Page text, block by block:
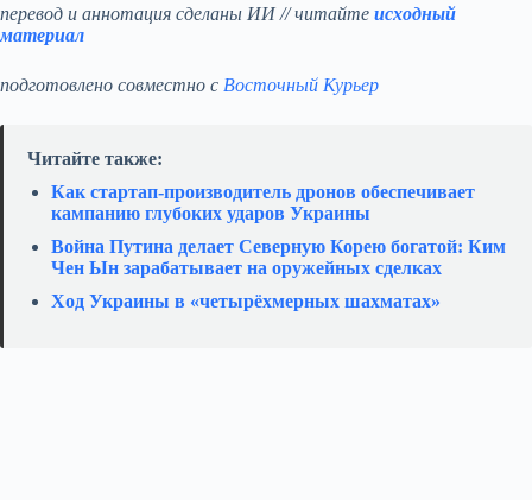
перевод и аннотация сделаны ИИ // читайте исходный
материал
подготовлено совместно с Восточный Курьер
Читайте также:
Как стартап‑производитель дронов обеспечивает
кампанию глубоких ударов Украины
Война Путина делает Северную Корею богатой: Ким
Чен Ын зарабатывает на оружейных сделках
Ход Украины в «четырёхмерных шахматах»